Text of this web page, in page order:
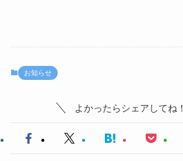
お知らせ
よかったらシェアしてね！